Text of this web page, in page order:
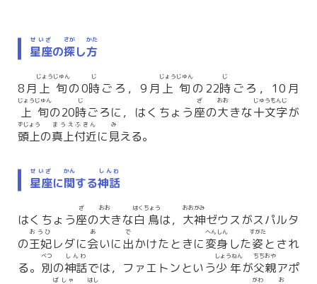
星座
せいざ
の探
さが
し方
かた
8月 上旬
じょうじゅん
の0時
じ
ごろ，9月 上旬
じょうじゅん
の22時
じ
ごろ，10月
上旬
じょうじゅん
の20時
じ
ごろに，はくちょう座
ざ
の大
おお
きな十文字
じゅうもんじ
が
頭上
ずじょう
の真上付近
まうえふきん
に見
み
える。
星座
せいざ
に関
かん
する神話
しんわ
はくちょう座
ざ
の大
おお
きな白鳥
はくちょう
は， 大神
おおがみ
ゼウスがスパルタ
の王妃
おうひ
レダに会
あ
いに出
で
かけたときに変身
へんしん
した姿
すがた
とされ
る。 別
べつ
の神話
しんわ
では，ファエトンという少年
しょうねん
が父親
ちちおや
アポ
ばしゃ はし がわ お